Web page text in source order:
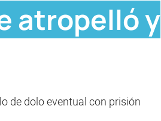
atropelló y
de dolo eventual con prisión